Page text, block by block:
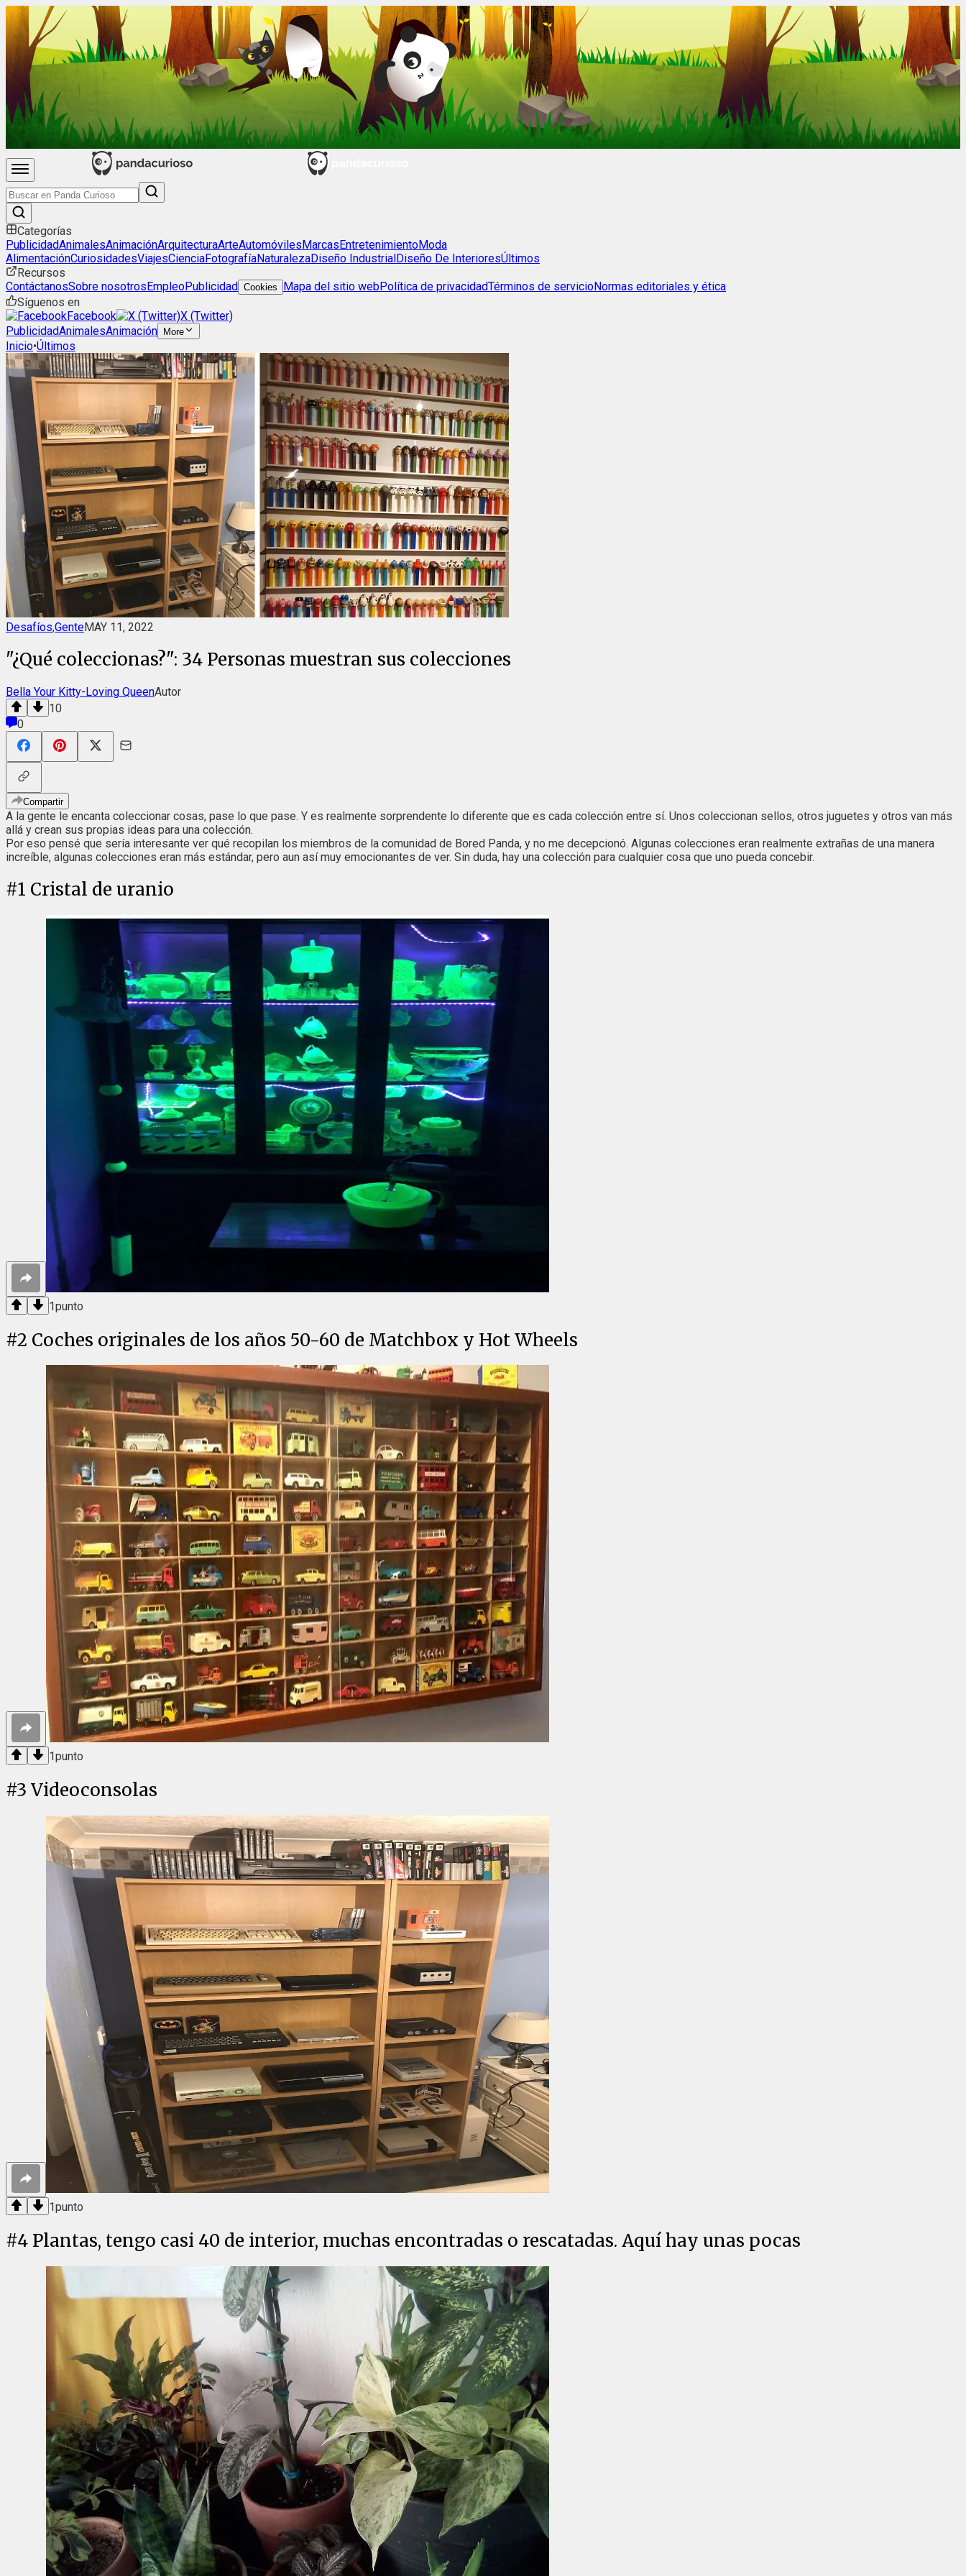
Categorías
PublicidadAnimalesAnimaciónArquitecturaArteAutomóvilesMarcasEntretenimientoModa
AlimentaciónCuriosidadesViajesCienciaFotografíaNaturalezaDiseño IndustrialDiseño De InterioresÚltimos
Recursos
ContáctanosSobre nosotrosEmpleoPublicidad Cookies Mapa del sitio webPolítica de privacidadTérminos de servicioNormas editoriales y ética
Síguenos en
Facebook
X (Twitter)
PublicidadAnimalesAnimación More
Inicio•Últimos
Desafíos,GenteMAY 11, 2022
"¿Qué coleccionas?": 34 Personas muestran sus colecciones
Bella Your Kitty-Loving QueenAutor
10
0
Compartir
A la gente le encanta coleccionar cosas, pase lo que pase. Y es realmente sorprendente lo diferente que es cada colección entre sí. Unos coleccionan sellos, otros juguetes y otros van más
allá y crean sus propias ideas para una colección.
Por eso pensé que sería interesante ver qué recopilan los miembros de la comunidad de Bored Panda, y no me decepcionó. Algunas colecciones eran realmente extrañas de una manera
increíble, algunas colecciones eran más estándar, pero aun así muy emocionantes de ver. Sin duda, hay una colección para cualquier cosa que uno pueda concebir.
#1 Cristal de uranio
1punto
#2 Coches originales de los años 50-60 de Matchbox y Hot Wheels
1punto
#3 Videoconsolas
1punto
#4 Plantas, tengo casi 40 de interior, muchas encontradas o rescatadas. Aquí hay unas pocas